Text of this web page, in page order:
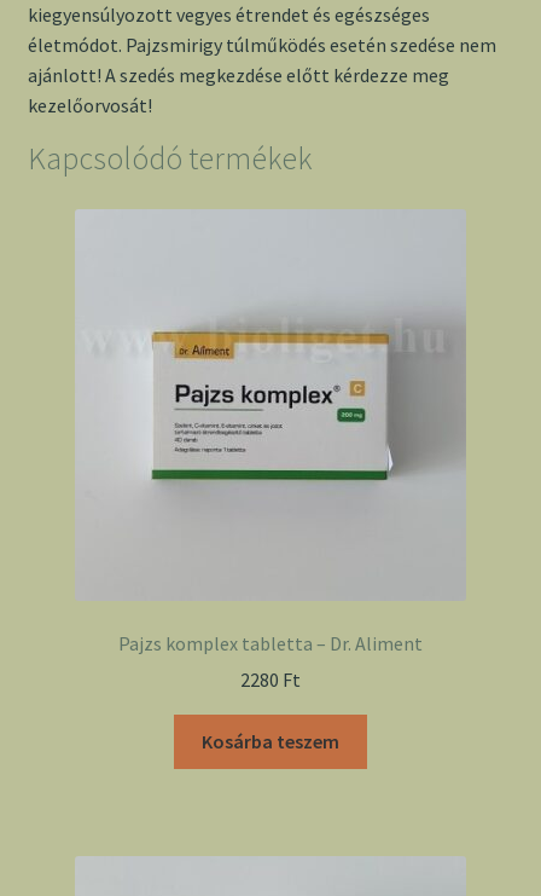
kiegyensúlyozott vegyes étrendet és egészséges
életmódot. Pajzsmirigy túlműködés esetén szedése nem
ajánlott! A szedés megkezdése előtt kérdezze meg
kezelőorvosát!
Kapcsolódó termékek
Pajzs komplex tabletta – Dr. Aliment
2280 Ft
Kosárba teszem